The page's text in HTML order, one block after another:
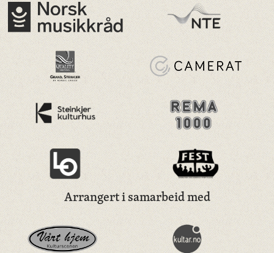
Arrangert i samarbeid med